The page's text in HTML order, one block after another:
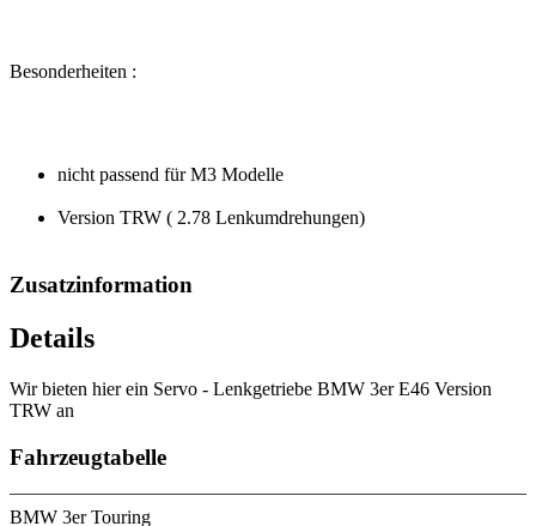
Besonderheiten :
nicht passend für M3 Modelle
Version TRW ( 2.78 Lenkumdrehungen)
Zusatzinformation
Details
Wir bieten hier ein Servo - Lenkgetriebe BMW 3er E46 Version
TRW an
Fahrzeugtabelle
BMW 3er Touring